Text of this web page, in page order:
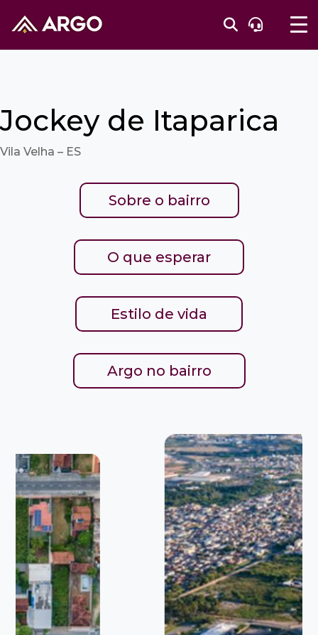
Jockey de Itaparica
Vila Velha – ES
Sobre o bairro
O que esperar
Estilo de vida
Argo no bairro